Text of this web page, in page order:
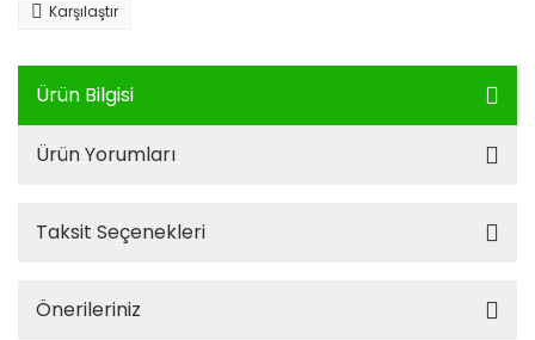
Karşılaştır
Ürün Bilgisi
Ürün Yorumları
Taksit Seçenekleri
Önerileriniz